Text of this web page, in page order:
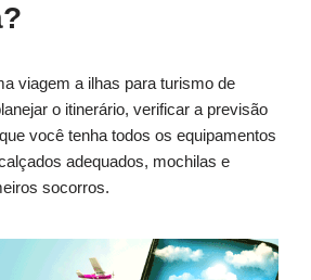
viagem a ilhas para turismo de
o itinerário, verificar a previsão
você tenha todos os equipamentos
adequados, mochilas e
socorros.